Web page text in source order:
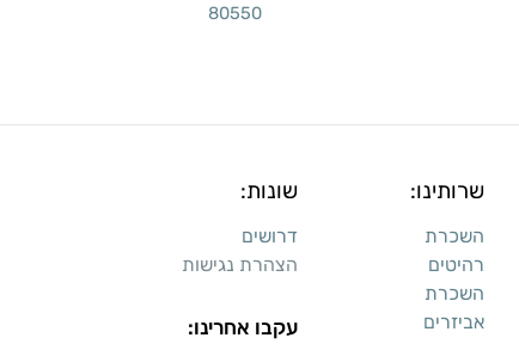
80550
שרותינו:
השכרת
רהיטים
השכרת
אביזרים
שונות:
דרושים
הצהרת נגישות
עקבו אחרינו: